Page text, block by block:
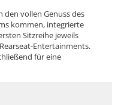
den vollen Genuss des
kommen, integrierte
Sitzreihe jeweils
Entertainments.
für eine